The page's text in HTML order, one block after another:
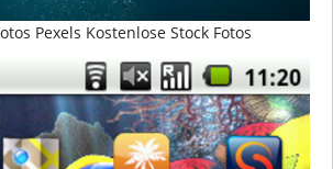
Pexels Kostenlose Stock Fotos